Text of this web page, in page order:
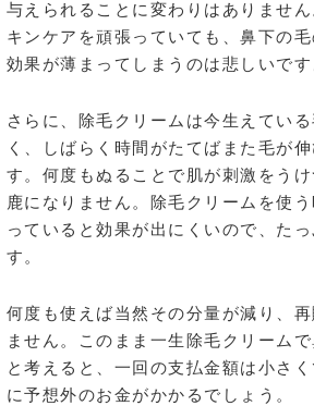
与えられることに変わりはありませ
キンケアを頑張っていても、鼻下の
効果が薄まってしまうのは悲しいです
さらに、除毛クリームは今生えてい
く、しばらく時間がたてばまた毛が
す。何度もぬることで肌が刺激をう
鹿になりません。除毛クリームを使
っていると効果が出にくいので、た
す。
何度も使えば当然その分量が減り、
ません。このまま一生除毛クリーム
と考えると、一回の支払金額は小さ
に予想外のお金がかかるでしょう。